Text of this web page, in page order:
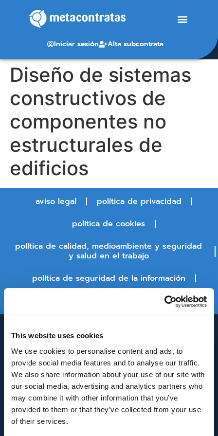
This website uses cookies
We use cookies to personalise content and ads, to
provide social media features and to analyse our traffic.
We also share information about your use of our site with
our social media, advertising and analytics partners who
may combine it with other information that you’ve
provided to them or that they’ve collected from your use
of their services.
Iniciar sesión Alta subcontrata
Diseño de sistemas
constructivos de
componentes no
estructurales de
edificios
aviso legal
política de privacidad
política de cookies
política de calidad, medioambiente y seguridad
y salud en el trabajo
política de seguridad de la información
INNOVACIÓN Y DESARROLLO DE ANDALUCÍA
IDEA